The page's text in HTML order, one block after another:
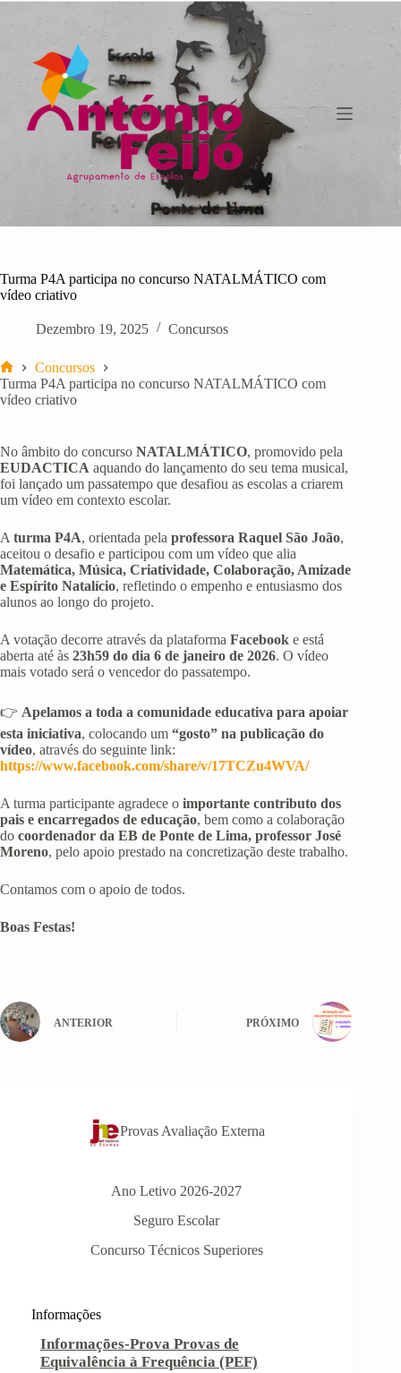
Pular
para
conteúdo
Turma P4A participa no concurso NATALMÁTICO com
vídeo criativo
Dezembro 19, 2025 Concursos
Início
Concursos
Turma P4A participa no concurso NATALMÁTICO com
vídeo criativo
No âmbito do concurso NATALMÁTICO, promovido pela
EUDACTICA aquando do lançamento do seu tema musical,
foi lançado um passatempo que desafiou as escolas a criarem
um vídeo em contexto escolar.
A turma P4A, orientada pela professora Raquel São João,
aceitou o desafio e participou com um vídeo que alia
Matemática, Música, Criatividade, Colaboração, Amizade
e Espírito Natalício, refletindo o empenho e entusiasmo dos
alunos ao longo do projeto.
A votação decorre através da plataforma Facebook e está
aberta até às 23h59 do dia 6 de janeiro de 2026. O vídeo
mais votado será o vencedor do passatempo.
👉 Apelamos a toda a comunidade educativa para apoiar
esta iniciativa, colocando um “gosto” na publicação do
vídeo, através do seguinte link:
https://www.facebook.com/share/v/17TCZu4WVA/
A turma participante agradece o importante contributo dos
pais e encarregados de educação, bem como a colaboração
do coordenador da EB de Ponte de Lima, professor José
Moreno, pelo apoio prestado na concretização deste trabalho.
Contamos com o apoio de todos.
Boas Festas!
ANTERIOR PRÓXIMO
Provas Avaliação Externa
Ano Letivo 2026-2027
Seguro Escolar
Concurso Técnicos Superiores
Informações
das Provas de Equivalência à Frequência (PEF),
Provas Avaliação Externa.